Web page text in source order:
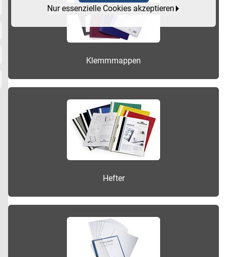
Nur essenzielle Cookies akzeptieren
Klemmmappen
Hefter